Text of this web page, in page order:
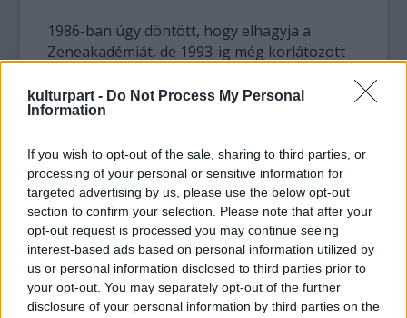
kulturpart - Do Not Process My Personal
Information
If you wish to opt-out of the sale, sharing to third parties, or
processing of your personal or sensitive information for
targeted advertising by us, please use the below opt-out
section to confirm your selection. Please note that after your
opt-out request is processed you may continue seeing
interest-based ads based on personal information utilized by
us or personal information disclosed to third parties prior to
your opt-out. You may separately opt-out of the further
disclosure of your personal information by third parties on the
1986-ban úgy döntött, hogy elhagyja a
Zeneakadémiát, de 1993-ig még korlátozott
következő évben tagjai közé választotta a
müncheni Bajor Szépművészeti Akadémia és
évben megkapta a Pierre Monacoi Herceg
Alapítvány zenei díját, valamint a Herder- és
Feltrinelli-díjat is. Ezután meghívták a berlini
Wissenschaftskollegbe, itt a Berlini
Filharmonikusokkal dolgozott. 1994-ben
aztán további két kitüntetést ítéltek oda neki:
az osztrák kormánytól megkapta az európai
zeneszerzőknek járó nagydíjat, valamint